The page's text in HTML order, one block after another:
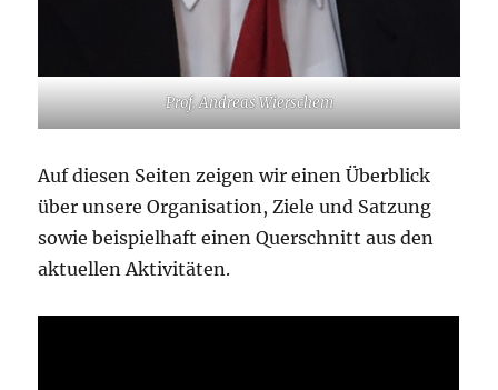
Prof. Andreas Wierschem
Auf diesen Seiten zeigen wir einen Überblick
über unsere Organisation, Ziele und Satzung
sowie beispielhaft einen Querschnitt aus den
aktuellen Aktivitäten.